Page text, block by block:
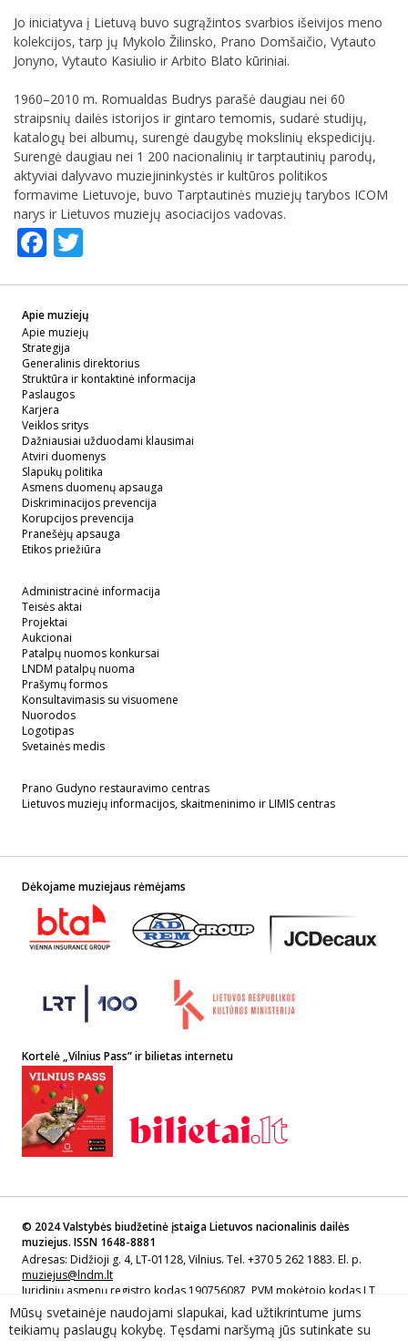
Jo iniciatyva į Lietuvą buvo sugrąžintos svarbios išeivijos meno
kolekcijos, tarp jų Mykolo Žilinsko, Prano Domšaičio, Vytauto
Jonyno, Vytauto Kasiulio ir Arbito Blato kūriniai.
1960–2010 m. Romualdas Budrys parašė daugiau nei 60
straipsnių dailės istorijos ir gintaro temomis, sudarė studijų,
katalogų bei albumų, surengė daugybę mokslinių ekspedicijų.
Surengė daugiau nei 1 200 nacionalinių ir tarptautinių parodų,
aktyviai dalyvavo muziejininkystės ir kultūros politikos
formavime Lietuvoje, buvo Tarptautinės muziejų tarybos ICOM
narys ir Lietuvos muziejų asociacijos vadovas.
Facebook
Apie muziejų
Apie muziejų
Strategija
Generalinis direktorius
Struktūra ir kontaktinė informacija
Paslaugos
Karjera
Veiklos sritys
Dažniausiai užduodami klausimai
Atviri duomenys
Slapukų politika
Asmens duomenų apsauga
Diskriminacijos prevencija
Korupcijos prevencija
Pranešėjų apsauga
Etikos priežiūra
Administracinė informacija
Teisės aktai
Projektai
Aukcionai
Patalpų nuomos konkursai
LNDM patalpų nuoma
Prašymų formos
Konsultavimasis su visuomene
Nuorodos
Logotipas
Svetainės medis
Prano Gudyno restauravimo centras
Lietuvos muziejų informacijos, skaitmeninimo ir LIMIS centras
Dėkojame muziejaus rėmėjams
Kortelė „Vilnius Pass” ir bilietas internetu
© 2024 Valstybės biudžetinė įstaiga Lietuvos nacionalinis dailės
muziejus. ISSN 1648-8881
Adresas: Didžioji g. 4, LT-01128, Vilnius. Tel. +370 5 262 1883. El. p.
muziejus@lndm.lt
Juridinių asmenų registro kodas 190756087, PVM mokėtojo kodas LT
907560811
Sprendimas: Lietuvos nacionalinio dailės muziejaus filialas Lietuvos
Mūsų svetainėje naudojami slapukai, kad užtikrintume jums
teikiamų paslaugų kokybę. Tęsdami naršymą jūs sutinkate su